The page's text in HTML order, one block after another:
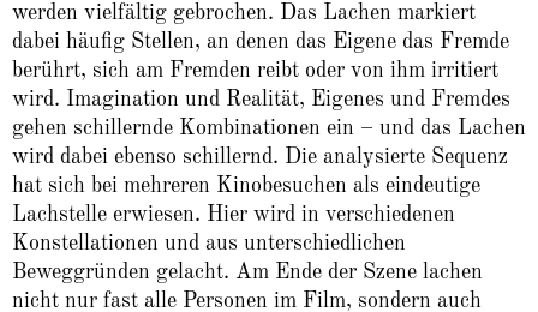
werden vielfältig gebrochen. Das Lachen markiert
dabei häufig Stellen, an denen das Eigene das Fremde
berührt, sich am Fremden reibt oder von ihm irritiert
wird. Imagination und Realität, Eigenes und Fremdes
gehen schillernde Kombi­nationen ein – und das Lachen
wird dabei ebenso schillernd. Die analysierte Sequenz
hat sich bei mehreren Kinobesuchen als eindeutige
Lachstelle erwiesen. Hier wird in verschiedenen
Konstellationen und aus unterschiedlichen
Beweggründen gelacht. Am Ende der Szene lachen
nicht nur fast alle Personen im Film, sondern auch